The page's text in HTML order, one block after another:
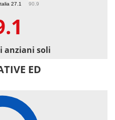
27.1 90.9
anziani soli
ED